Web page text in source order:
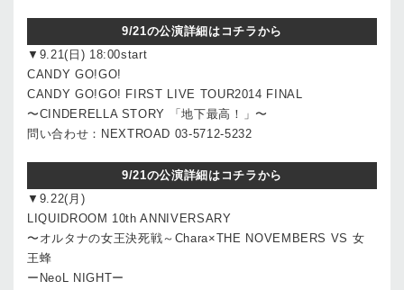
9/21の公演詳細はコチラから
▼9.21(日) 18:00start
CANDY GO!GO!
CANDY GO!GO! FIRST LIVE TOUR2014 FINAL
〜CINDERELLA STORY 「地下最高！」〜
問い合わせ：NEXTROAD 03-5712-5232
9/21の公演詳細はコチラから
▼9.22(月)
LIQUIDROOM 10th ANNIVERSARY
〜オルタナの女王決死戦～Chara×THE NOVEMBERS VS 女
王蜂
ーNeoL NIGHTー